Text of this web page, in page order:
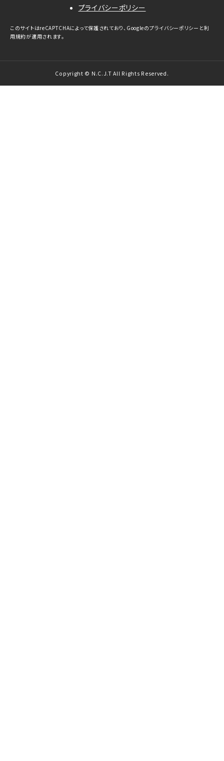
プライバシーポリシー
Copyright © N.C.J.T All Rights Reserved.
このサイトはreCAPTCHAによって保護されており、Googleのプライバシーポリシー と利
用規約が適用されます。